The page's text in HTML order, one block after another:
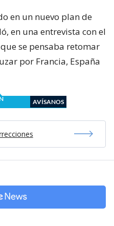
en un nuevo plan de
en una entrevista con el
se pensaba retomar
por Francia, España
AVÍSANOS